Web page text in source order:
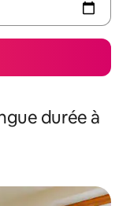
durée à